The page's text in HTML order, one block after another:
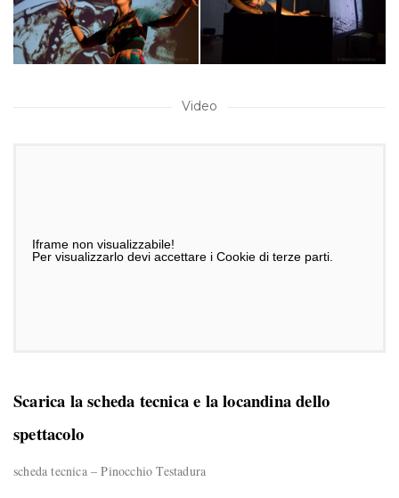
Video
Scarica la scheda tecnica e la locandina dello
spettacolo
scheda tecnica – Pinocchio Testadura